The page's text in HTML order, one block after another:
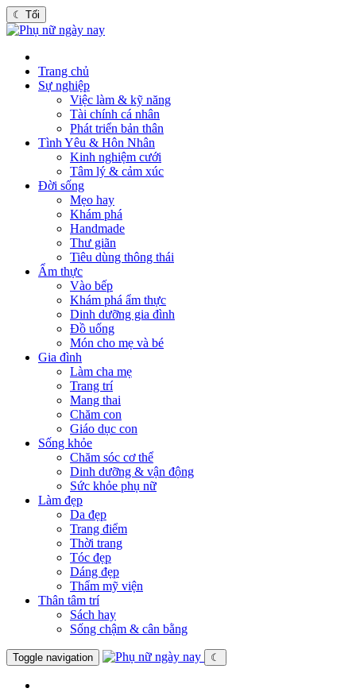
☾ Tối
Trang chủ
Sự nghiệp
Việc làm & kỹ năng
Tài chính cá nhân
Phát triển bản thân
Tình Yêu & Hôn Nhân
Kinh nghiệm cưới
Tâm lý & cảm xúc
Đời sống
Mẹo hay
Khám phá
Handmade
Thư giãn
Tiêu dùng thông thái
Ẩm thực
Vào bếp
Khám phá ẩm thực
Dinh dưỡng gia đình
Đồ uống
Món cho mẹ và bé
Gia đình
Làm cha mẹ
Trang trí
Mang thai
Chăm con
Giáo dục con
Sống khỏe
Chăm sóc cơ thể
Dinh dưỡng & vận động
Sức khỏe phụ nữ
Làm đẹp
Da đẹp
Trang điểm
Thời trang
Tóc đẹp
Dáng đẹp
Thẩm mỹ viện
Thân tâm trí
Sách hay
Sống chậm & cân bằng
Toggle navigation ☾